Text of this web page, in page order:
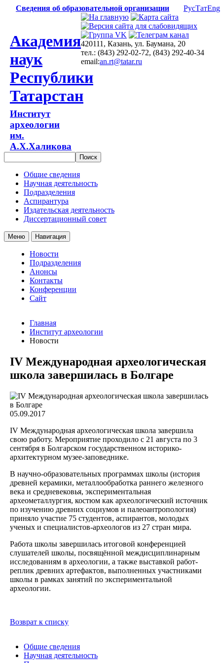
Сведения об образовательной организации РусТатEng
Академия
наук
Республики
Татарстан
Институт
археологии
им.
А.Х.Халикова
420111, Казань, ул. Баумана, 20
тел.: (843) 292-02-72, (843) 292-40-34
email:an.rt@tatar.ru
Общие сведения
Научная деятельность
Подразделения
Аспирантура
Издательская деятельность
Диссертационный совет
Меню Навигация
Новости
Подразделения
Анонсы
Контакты
Конференции
Сайт
Главная
Институт археологии
Новости
IV Международная археологическая
школа завершилась в Болгаре
05.09.2017
IV Международная археологическая школа завершила
свою работу. Мероприятие проходило с 21 августа по 3
сентября в Болгарском государственном историко-
архитектурном музее-заповеднике.
В научно-образовательных программах школы (история
древней керамики, металлообработка раннего железного
века и средневековья, экспериментальная
археометаллургия, костюм как археологический источник
по изучению древних социумов и палеоантропология)
приняло участие 75 студентов, аспирантов, молодых
ученых и специалистов-археологов из 27 стран мира.
Работа школы завершилась итоговой конференцией
слушателей школы, посвящённой междисциплинарным
исследованиям в археологии, а также выставкой работ-
реплик древних артефактов, выполненных участниками
школы в рамках занятий по экспериментальной
археологии.
Возврат к списку
Общие сведения
Научная деятельность